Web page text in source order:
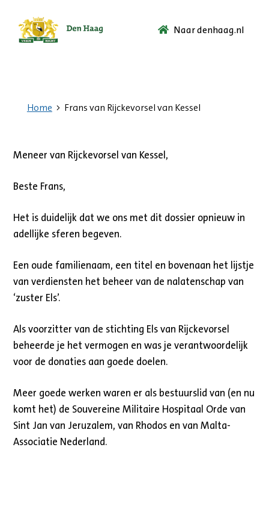
Ga
Naar denhaag.nl
Home Frans van Rijckevorsel van Kessel
Meneer van Rijckevorsel van Kessel,
Beste Frans,
Het is duidelijk dat we ons met dit dossier opnieuw in
adellijke sferen begeven.
Een oude familienaam, een titel en bovenaan het lijstje
van verdiensten het beheer van de nalatenschap van
‘zuster Els’.
Als voorzitter van de stichting Els van Rijckevorsel
beheerde je het vermogen en was je verantwoordelijk
voor de donaties aan goede doelen.
Meer goede werken waren er als bestuurslid van (en nu
komt het) de Souvereine Militaire Hospitaal Orde van
Sint Jan van Jeruzalem, van Rhodos en van Malta-
Associatie Nederland.